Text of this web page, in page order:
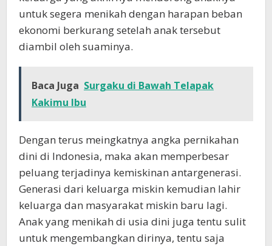
untuk segera menikah dengan harapan beban
ekonomi berkurang setelah anak tersebut
diambil oleh suaminya.
Baca Juga Surgaku di Bawah Telapak
Kakimu Ibu
Dengan terus meingkatnya angka pernikahan
dini di Indonesia, maka akan memperbesar
peluang terjadinya kemiskinan antargenerasi.
Generasi dari keluarga miskin kemudian lahir
keluarga dan masyarakat miskin baru lagi.
Anak yang menikah di usia dini juga tentu sulit
untuk mengembangkan dirinya, tentu saja